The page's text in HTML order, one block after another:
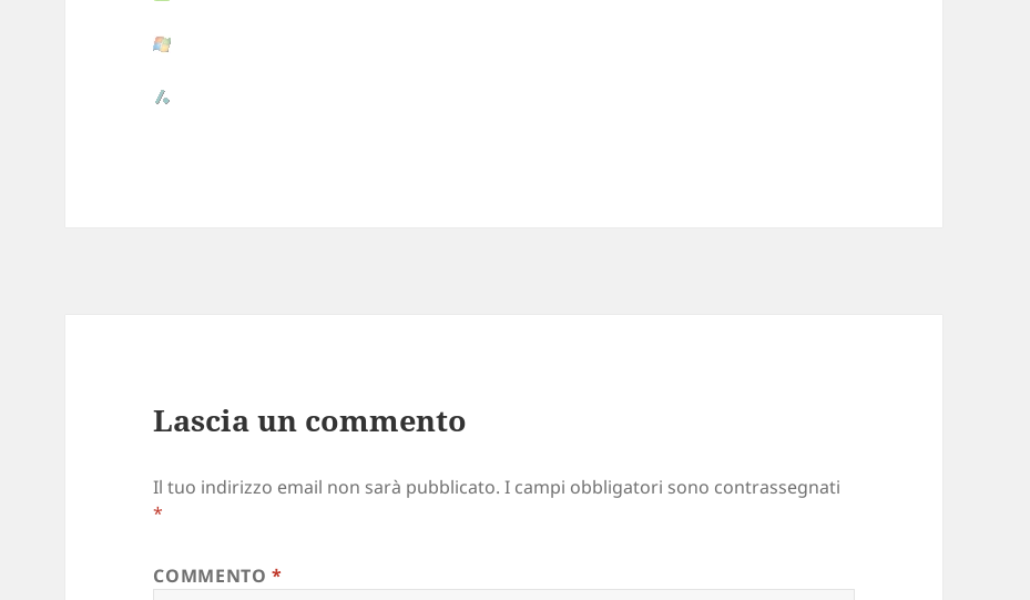
Lascia un commento
Il tuo indirizzo email non sarà pubblicato. I campi obbligatori sono contrassegnati
*
COMMENTO*